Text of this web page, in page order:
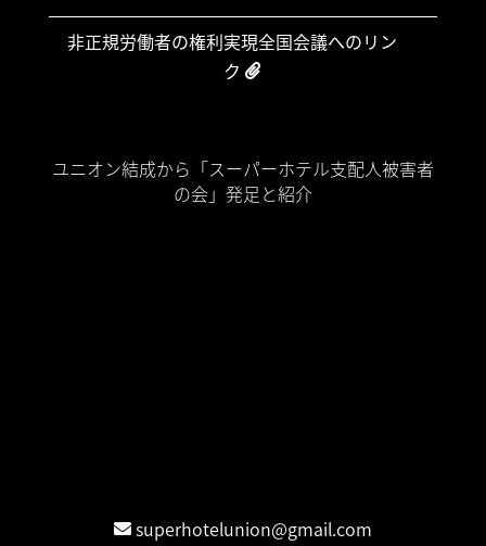
非正規労働者の権利実現全国会議へのリン
ク
ユニオン結成から「スーパーホテル支配人被害者
の会」発足と紹介
superhotelunion@gmail.com